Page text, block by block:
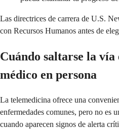
Las directrices de carrera de U.S.
con Recursos Humanos antes de
Cuándo saltarse la
médico en persona
La telemedicina ofrece una
enfermedades comunes, pero no es
cuando aparecen signos de alerta